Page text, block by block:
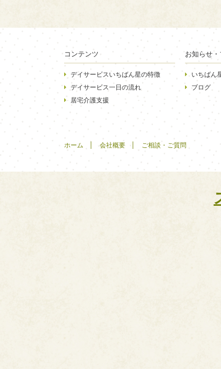
コンテンツ
デイサービスいちばん星の特徴
デイサービス一日の流れ
居宅介護支援
お知らせ
いちばん
ブログ
ホーム 会社概要 ご相談・ご質問